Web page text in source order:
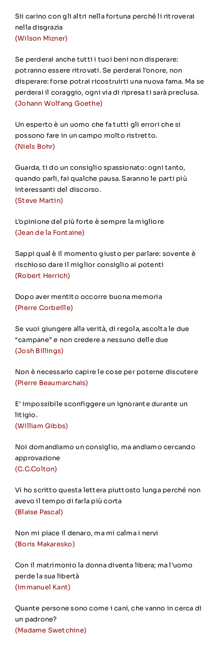
Sii carino con gli altri nella fortuna perché li ritroverai
nella disgrazia
(Wilson Mizner)
Se perderai anche tutti i tuoi beni non disperare:
potranno essere ritrovati. Se perderai l’onore, non
disperare: forse potrai ricostruirti una nuova fama. Ma se
perderai il coraggio, ogni via di ripresa ti sarà preclusa.
(Johann Wolfang Goethe)
Un esperto è un uomo che fa tutti gli errori che si
possono fare in un campo molto ristretto.
(Niels Bohr)
Guarda, ti do un consiglio spassionato: ogni tanto,
quando parli, fai qualche pausa. Saranno le parti più
interessanti del discorso.
(Steve Martin)
L’opinione del più forte è sempre la migliore
(Jean de la Fontaine)
Sappi qual è il momento giusto per parlare: sovente è
rischioso dare il miglior consiglio ai potenti
(Robert Herrich)
Dopo aver mentito occorre buona memoria
(Pierre Corbeille)
Se vuoi giungere alla verità, di regola, ascolta le due
“campane” e non credere a nessuno delle due
(Josh Billings)
Non è necessario capire le cose per poterne discutere
(Pierre Beaumarchais)
E’ impossibile sconfiggere un ignorante durante un
litigio.
(William Gibbs)
Noi domandiamo un consiglio, ma andiamo cercando
approvazione
(C.C.Colton)
Vi ho scritto questa lettera piuttosto lunga perché non
avevo il tempo di farla più corta
(Blaise Pascal)
Non mi piace il denaro, ma mi calma i nervi
(Boris Makaresko)
Con il matrimonio la donna diventa libera; ma l’uomo
perde la sua libertà
(Immanuel Kant)
Quante persone sono come i cani, che vanno in cerca di
un padrone?
(Madame Swetchine)